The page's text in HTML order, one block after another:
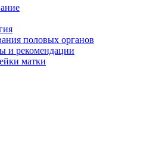
половых органов
и рекомендации
матки